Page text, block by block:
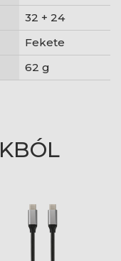
32 + 24
Fekete
62 g